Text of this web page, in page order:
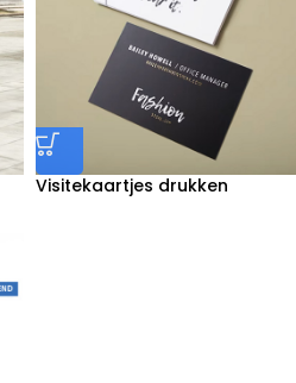
Visitekaartjes drukken